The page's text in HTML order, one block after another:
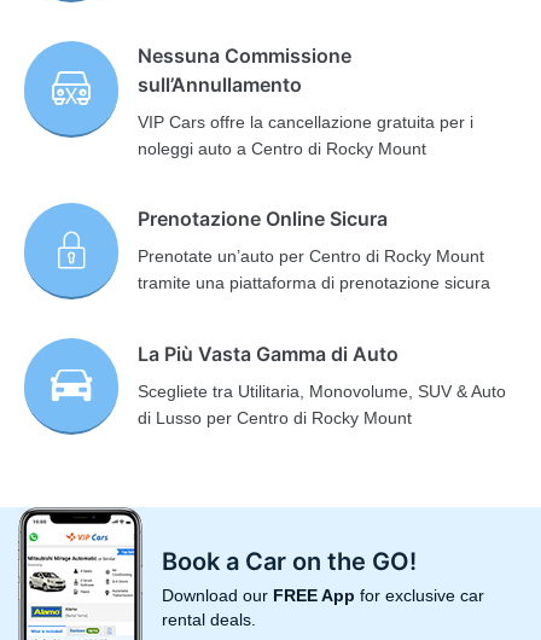
Nessuna Commissione
sull’Annullamento
VIP Cars offre la cancellazione gratuita per i
noleggi auto a Centro di Rocky Mount
Prenotazione Online Sicura
Prenotate un’auto per Centro di Rocky Mount
tramite una piattaforma di prenotazione sicura
La Più Vasta Gamma di Auto
Scegliete tra Utilitaria, Monovolume, SUV & Auto
di Lusso per Centro di Rocky Mount
Book a Car on the GO!
Download our FREE App for exclusive car
rental deals.